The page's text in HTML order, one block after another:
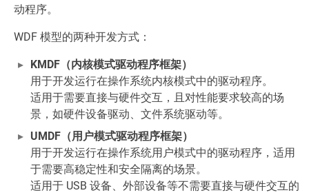
动程序。
WDF 模型的两种开发方式：
KMDF（内核模式驱动程序框架）
用于开发运行在操作系统内核模式中的驱动程序。
适用于需要直接与硬件交互，且对性能要求较高的场
景，如硬件设备驱动、文件系统驱动等。
UMDF（用户模式驱动程序框架）
用于开发运行在操作系统用户模式中的驱动程序，适用
于需要高稳定性和安全隔离的场景。
适用于 USB 设备、外部设备等不需要直接与硬件交互的